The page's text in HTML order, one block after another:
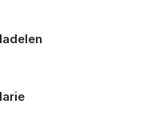
inlägg/kommentar